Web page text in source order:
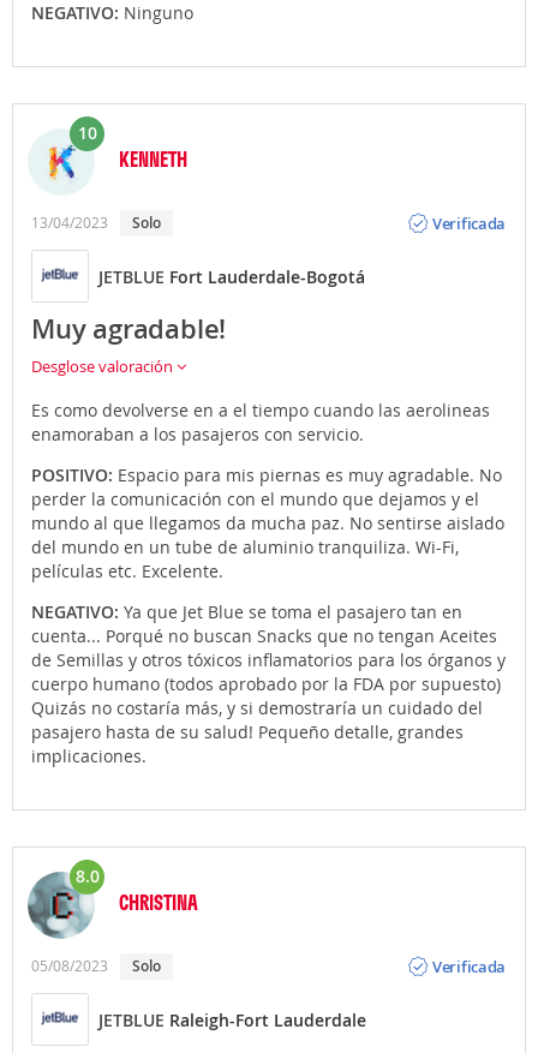
NEGATIVO: Ninguno
10
KENNETH
13/04/2023 Solo
Verificada
JETBLUE Fort Lauderdale-Bogotá
Muy agradable!
Desglose valoración
Es como devolverse en a el tiempo cuando las aerolineas
enamoraban a los pasajeros con servicio.
POSITIVO: Espacio para mis piernas es muy agradable. No
perder la comunicación con el mundo que dejamos y el
mundo al que llegamos da mucha paz. No sentirse aislado
del mundo en un tube de aluminio tranquiliza. Wi-Fi,
películas etc. Excelente.
NEGATIVO: Ya que Jet Blue se toma el pasajero tan en
cuenta... Porqué no buscan Snacks que no tengan Aceites
de Semillas y otros tóxicos inflamatorios para los órganos y
cuerpo humano (todos aprobado por la FDA por supuesto)
Quizás no costaría más, y si demostraría un cuidado del
pasajero hasta de su salud! Pequeño detalle, grandes
implicaciones.
8.0
CHRISTINA
05/08/2023 Solo
Verificada
JETBLUE Raleigh-Fort Lauderdale